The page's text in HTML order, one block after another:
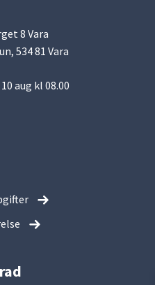
8 Vara
534 81 Vara
aug kl 08.00